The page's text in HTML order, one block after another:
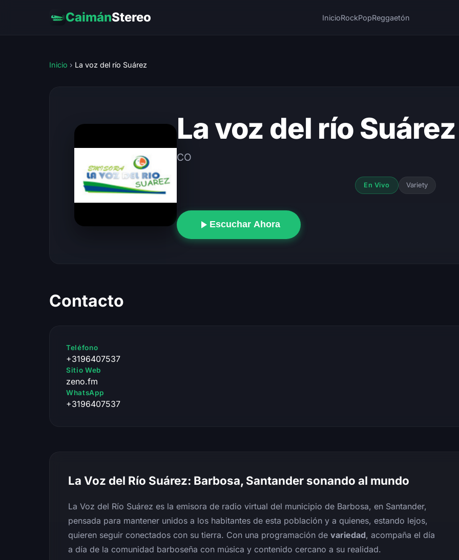
CaimánStereo InicioRockPopReggaetón
Inicio › La voz del río Suárez
La voz del río Suárez
CO
En Vivo Variety
Escuchar Ahora
Contacto
Teléfono
+3196407537
Sitio Web
zeno.fm
WhatsApp
+3196407537
La Voz del Río Suárez: Barbosa, Santander sonando al mundo
La Voz del Río Suárez es la emisora de radio virtual del municipio de Barbosa, en Santander,
pensada para mantener unidos a los habitantes de esta población y a quienes, estando lejos,
quieren seguir conectados con su tierra. Con una programación de variedad, acompaña el día
a día de la comunidad barboseña con música y contenido cercano a su realidad.